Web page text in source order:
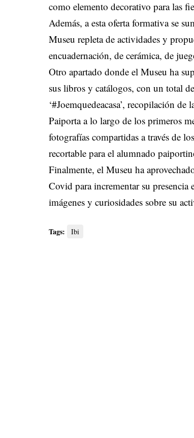
como elemento decorativo para las
Además, a esta oferta formativa se
Museu repleta de actividades y
encuadernación, de cerámica, de
Otro apartado donde el Museu ha
sus libros y catálogos, con un total
‘#Joemquedeacasa’, recopilación
Paiporta a lo largo de los primeros
fotografías compartidas a través de
recortable para el alumnado
Finalmente, el Museu ha
Covid para incrementar su presencia
imágenes y curiosidades sobre su
Tags: Ibi